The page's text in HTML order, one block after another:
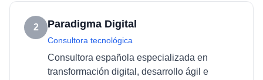
2 Paradigma Digital
Consultora tecnológica
Consultora española especializada en
transformación digital, desarrollo ágil e